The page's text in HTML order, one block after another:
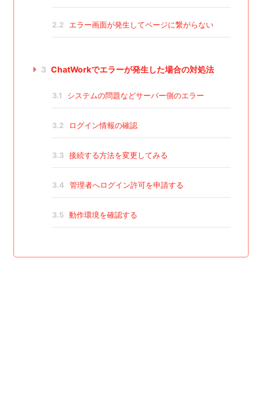
2.2 エラー画面が発生してページに繋がらない
3 ChatWorkでエラーが発生した場合の対処法
3.1 システムの問題などサーバー側のエラー
3.2 ログイン情報の確認
3.3 接続する方法を変更してみる
3.4 管理者へログイン許可を申請する
3.5 動作環境を確認する